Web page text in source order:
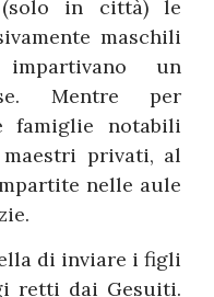
(solo in città) le
maschili
un
Mentre per
famiglie notabili
privati, al
nelle aule
di inviare i figli
retti dai Gesuiti.